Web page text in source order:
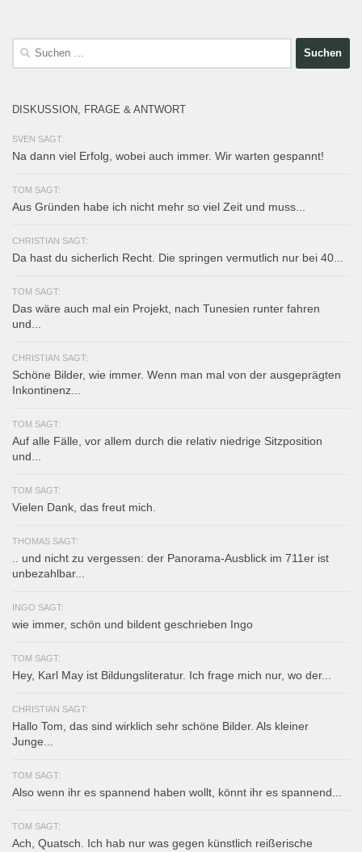
Suchen
DISKUSSION, FRAGE & ANTWORT
SVEN SAGT:
Na dann viel Erfolg, wobei auch immer. Wir warten gespannt!
TOM SAGT:
Aus Gründen habe ich nicht mehr so viel Zeit und muss...
CHRISTIAN SAGT:
Da hast du sicherlich Recht. Die springen vermutlich nur bei 40...
TOM SAGT:
Das wäre auch mal ein Projekt, nach Tunesien runter fahren
und...
CHRISTIAN SAGT:
Schöne Bilder, wie immer. Wenn man mal von der ausgeprägten
Inkontinenz...
TOM SAGT:
Auf alle Fälle, vor allem durch die relativ niedrige Sitzposition
und...
TOM SAGT:
Vielen Dank, das freut mich.
THOMAS SAGT:
.. und nicht zu vergessen: der Panorama-Ausblick im 711er ist
unbezahlbar...
INGO SAGT:
wie immer, schön und bildent geschrieben Ingo
TOM SAGT:
Hey, Karl May ist Bildungsliteratur. Ich frage mich nur, wo der...
CHRISTIAN SAGT:
Hallo Tom, das sind wirklich sehr schöne Bilder. Als kleiner
Junge...
TOM SAGT:
Also wenn ihr es spannend haben wollt, könnt ihr es spannend...
TOM SAGT:
Ach, Quatsch. Ich hab nur was gegen künstlich reißerische